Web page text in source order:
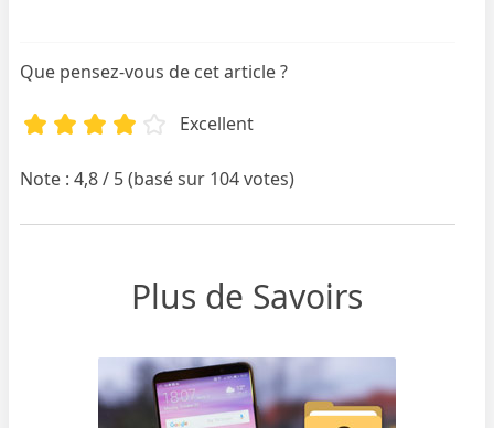
Que pensez-vous de cet article ?
Excellent
Note : 4,8 / 5 (basé sur 104 votes)
Plus de Savoirs